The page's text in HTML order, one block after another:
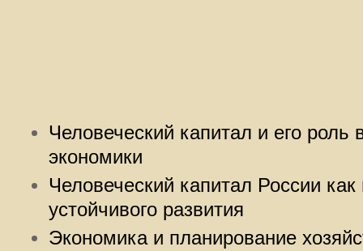
Человеческий капитал и его роль
экономики
Человеческий капитал России
устойчивого развития
Экономика и планирование